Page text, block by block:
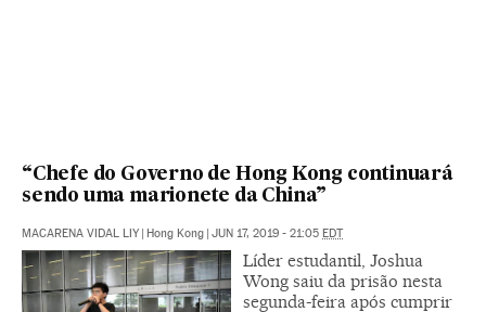
“Chefe do Governo de Hong Kong continuará
sendo uma marionete da China”
MACARENA VIDAL LIY | Hong Kong | JUN 17, 2019 - 21:05 EDT
Líder estudantil, Joshua
Wong saiu da prisão nesta
segunda-feira após cumprir